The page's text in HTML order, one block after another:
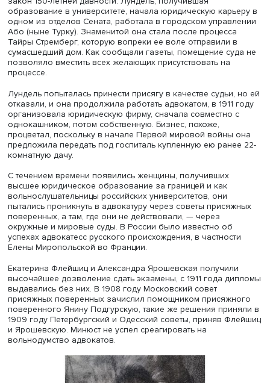
Наиболее известными женщинами-юристами рубежа
веков считаются Сигне Силен, Анна Окессон и Агнес
Агнес Лундель, фото: juristiuutiset.fi
запретил заниматься адвокатской практикой,
закон 150-летней давности. Лундель, получившая
образование в университете, начала юридическую
одном из отделов Сената, работала в городском
Або (ныне Турку). Знаменитой она стала после
Тайры Стремберг, которую вопреки ее воле отправили
сумасшедший дом. Как сообщали газеты, помещение
позволяло вместить всех желающих присутствовать на